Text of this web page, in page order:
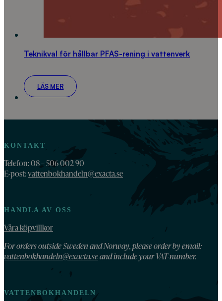
Teknikval för hållbar PFAS-rening i vattenverk
LÄS MER
KONTAKT
Telefon: 08 – 506 002 90
E-post:vattenbokhandeln@exacta.se
HANDLA AV OSS
Våra köpvillkor
For orders outside Sweden and Norway, please order by email:
vattenbokhandeln@exacta.seand include your VAT-number.
VATTENBOKHANDELN